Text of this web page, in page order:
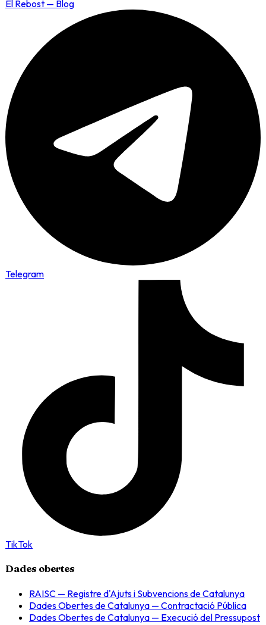
El Rebost — Blog
Telegram
TikTok
Dades obertes
RAISC — Registre d'Ajuts i Subvencions de Catalunya
Dades Obertes de Catalunya — Contractació Pública
Dades Obertes de Catalunya — Execució del Pressupost